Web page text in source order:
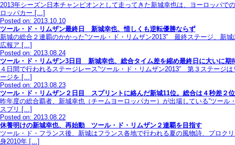
2013年シーズン日本チャンピオンとして走ってきた新城幸也は、ヨーロッパ
ロッパカー […]
Posted on: 2013.10.10
ツール・ド・リムザン最終日 新城幸也、惜しくも逆転優勝ならず
新城の総合２連覇のかかった”ツール・ド・リムザン2013” 最終ステージ、新
広報ア […]
Posted on: 2013.08.24
ツール・ド・リムザン3日目 新城幸也、総合タイム差を縮め最終日に大いに期
４日間で行われるステージレース”ツール・ド・リムザン2013” 第３ステージ
ージを […]
Posted on: 2013.08.23
ツール・ド・リムザン２日目 スプリントに絡んだ新城11位。総合は４秒差２
昨年度の総合覇者、新城幸也（チームヨーロッパカー）が出場している”ツー
スプリ […]
Posted on: 2013.08.22
休養明けの新城幸也、再始動 ツール・ド・リムザン２連覇を目指す
ツール・ド・フランス後、新城はフランス各地で行われる夏の風物詩、プロク
身2010年 […]